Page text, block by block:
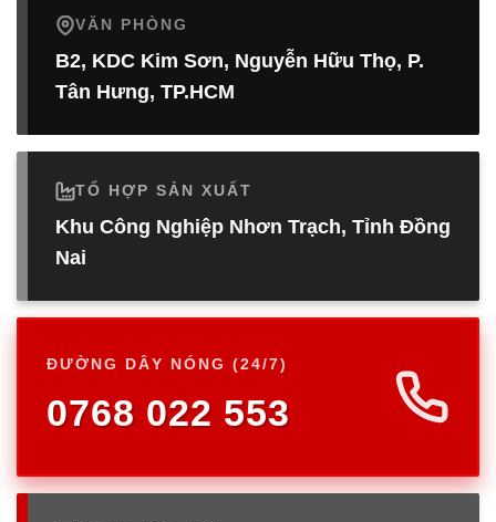
VĂN PHÒNG
B2, KDC Kim Sơn, Nguyễn Hữu Thọ, P.
Tân Hưng, TP.HCM
TỔ HỢP SẢN XUẤT
Khu Công Nghiệp Nhơn Trạch, Tỉnh Đồng
Nai
ĐƯỜNG DÂY NÓNG (24/7)
0768 022 553